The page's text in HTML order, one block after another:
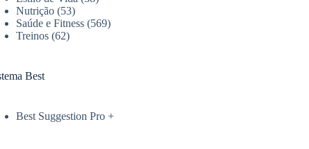
Nutrição (53)
Saúde e Fitness (569)
Treinos (62)
Best
Best Suggestion Pro +